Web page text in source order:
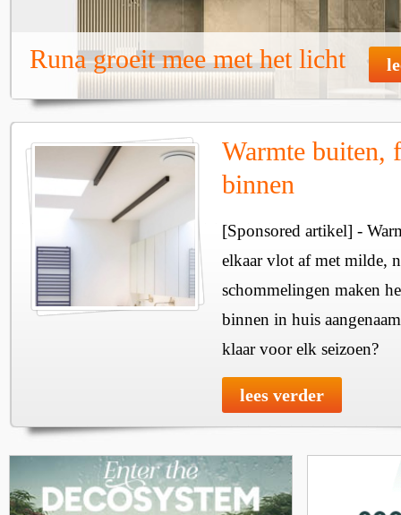
Runa groeit mee met het licht
Warmte buiten,
binnen
[Sponsored artikel] -
elkaar vlot af met milde,
schommelingen maken
binnen in huis
klaar voor elk seizoen?
lees verder